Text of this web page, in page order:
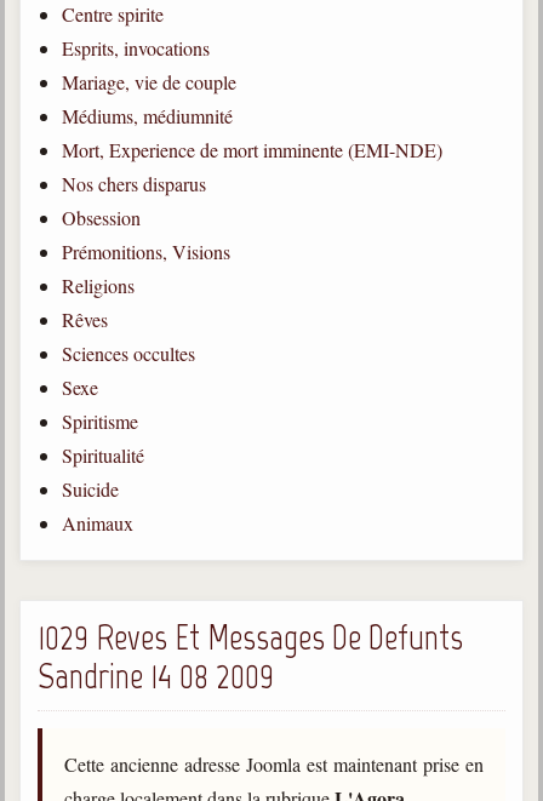
Médiums
Les hommes
Allan Kardec
1804-1869
Léon Denis
1846-1927
Gabriel Delanne
1857-1926
Chico Xavier
1910-2002
Divaldo Franco
1927-2025
Bibliothèque
Bibliothèque spirite
Documents
Bulletins "Le Spiritisme"
Centre spirite
Esprits, invocations
Mariage, vie de couple
Médiums, médiumnité
Mort, Experience de mort imminente (EMI-NDE)
Nos chers disparus
Obsession
Prémonitions, Visions
Religions
Rêves
Sciences occultes
Sexe
Spiritisme
Spiritualité
Suicide
Animaux
1029 Reves Et Messages De Defunts
Sandrine 14 08 2009
Cette ancienne adresse Joomla est maintenant prise en